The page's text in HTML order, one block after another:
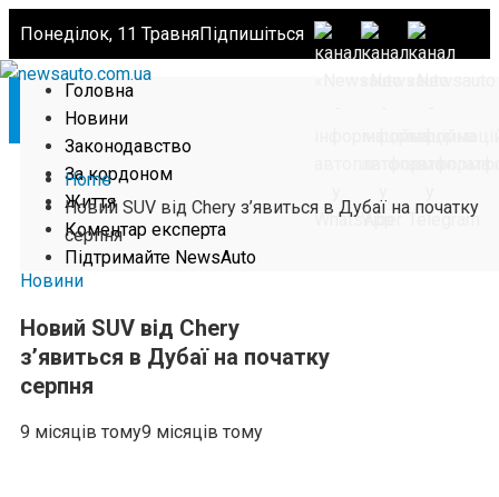
Понеділок, 11 ТравняПідпишіться
Головна
Новини
Законодавство
За кордоном
Життя
Коментар експерта
Підтримайте NewsAuto
Home
Новий SUV від Chery з’явиться в Дубаї на початку
серпня
Новини
Новий SUV від Chery
з’явиться в Дубаї на початку
серпня
9 місяців тому9 місяців тому